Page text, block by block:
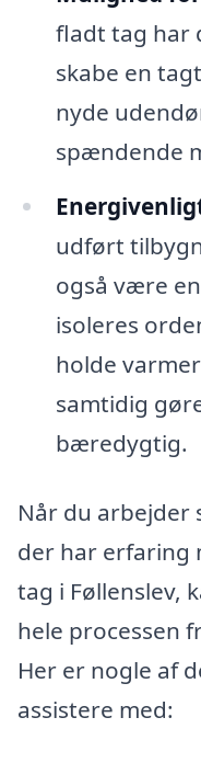
fladt tag har
skabe en
nyde
spændende
udført
også være
isoleres
holde
samtidig
bæredygtig.
Når du arbejder
der har erfaring
tag i Føllenslev,
hele processen
Her er nogle af
assistere med: